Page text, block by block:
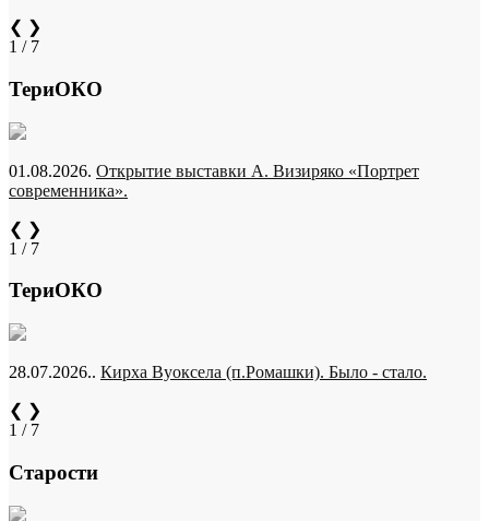
❮ ❯
1 / 7
ТериОКО
01.08.2026. Открытие выставки А. Визиряко «Портрет
современника».
❮ ❯
1 / 7
ТериОКО
28.07.2026.. Кирха Вуоксела (п.Ромашки). Было - стало.
❮ ❯
1 / 7
Старости